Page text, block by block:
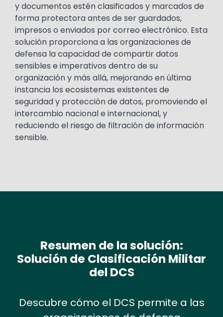
y documentos estén clasificados y marcados de
forma protectora antes de ser guardados,
impresos o enviados por correo electrónico. Esta
solución proporciona a las organizaciones de
defensa la capacidad de compartir datos
sensibles e imperativos dentro de su
organización y más allá, mejorando en última
instancia los ecosistemas existentes de
seguridad y protección de datos, promoviendo el
intercambio nacional e internacional, y
reduciendo el riesgo de filtración de información
sensible.
Resumen de la solución:
Solución de Clasificación Militar
del DCS
Descubre cómo el DCS permite a las